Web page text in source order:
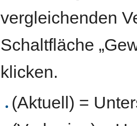
vergleichenden
Schaltfläche
klicken.
(Aktuell) =